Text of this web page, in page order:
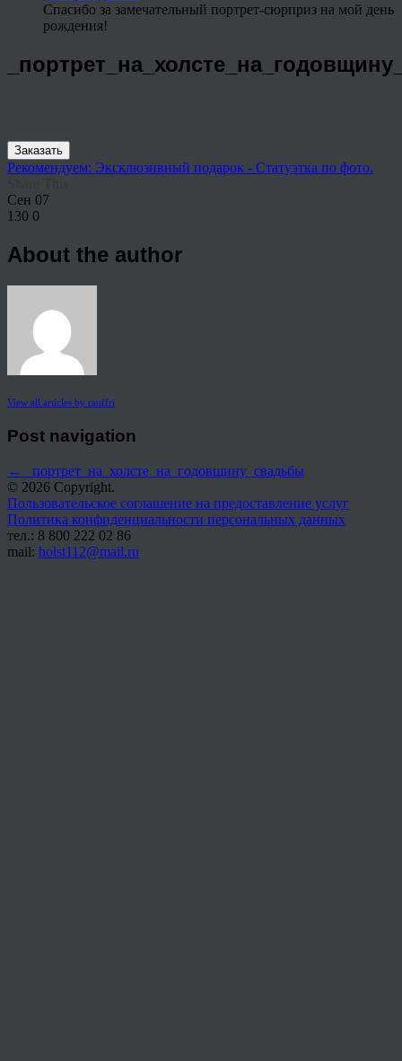
Спасибо за замечательный портрет-сюрприз на мой день
рождения!
Заказать
Рекомендуем: Эксклюзивный подарок - Статуэтка по фото.
Сен 07
130 0
About the author
View all articles by rauffri
Post navigation
←
_портрет_на_холсте_на_годовщину_свадьбы
© 2026 Copyright.
Пользовательское соглашение на предоставление услуг
Политика конфиденциальности персональных данных
тел.: 8 800 222 02 86
mail: holst112@mail.ru